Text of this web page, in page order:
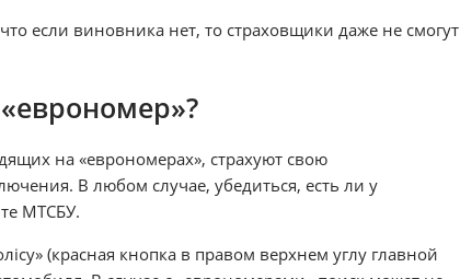
если виновника нет, то страховщики даже не смогут
на «еврономерах», страхуют свою
В любом случае, убедиться, есть ли у
МТСБУ.
(красная кнопка в правом верхнем углу главной